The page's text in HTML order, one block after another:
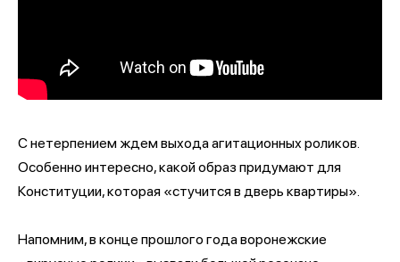
С нетерпением ждем выхода агитационных роликов.
Особенно интересно, какой образ придумают для
Конституции, которая «стучится в дверь квартиры».
Напомним, в конце прошлого года воронежские